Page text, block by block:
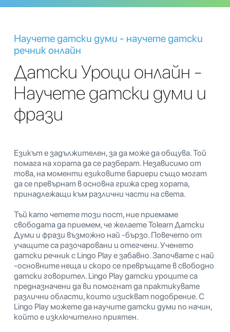
Научете датски думи - научете датски
речник онлайн
Датски Уроци онлайн -
Научете датски думи и
фрази
Езикът е задължителен, за да може да общува. Той
помага на хората да се разберат. Независимо от
това, на моменти езиковите бариери също могат
да се превърнат в основна грижа сред хората,
принадлежащи към различни части на света.
Тъй като четете този пост, ние приемаме
свободата да приемем, че желаете Tolearn Датски
Думи и фрази възможно най -бързо. Повечето от
учащите са разочаровани и отегчени. Ученето
датски речник с Lingo Play е забавно. Започвате с най
-основните неща и скоро се превръщате в свободно
датски говорител. Lingo Play датски уроците са
предназначени да ви помогнат да практикувате
различни области, които изискват подобрение. С
Lingo Play можете да научите датски думи по начин,
който е изключително приятен.